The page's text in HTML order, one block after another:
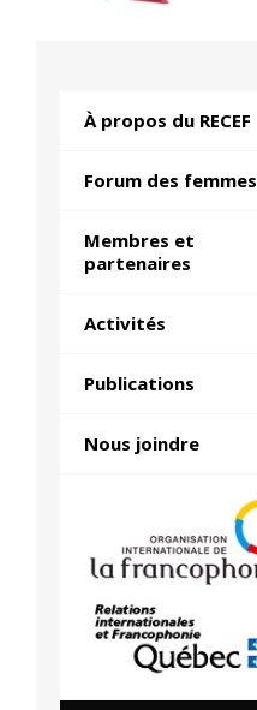
À propos du RECEF
Forum des femmes
Membres et
partenaires
Activités
Publications
Nous joindre